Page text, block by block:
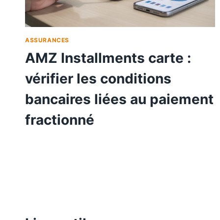
ASSURANCES
AMZ Installments carte :
vérifier les conditions
bancaires liées au paiement
fractionné